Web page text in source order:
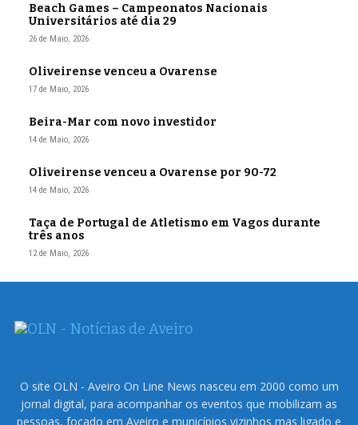
Beach Games – Campeonatos Nacionais
Universitários até dia 29
26 de Maio, 2026
Oliveirense venceu a Ovarense
17 de Maio, 2026
Beira-Mar com novo investidor
14 de Maio, 2026
Oliveirense venceu a Ovarense por 90-72
14 de Maio, 2026
Taça de Portugal de Atletismo em Vagos durante
três anos
12 de Maio, 2026
O site OLN - Aveiro On Line News nasceu em 2000 como um
jornal digital, para acompanhar os eventos que mobilizam as
pessoas, focado em Aveiro e municípios vizinhos mas ligado e